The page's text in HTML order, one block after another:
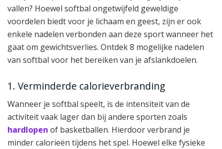
vallen? Hoewel softbal ongetwijfeld geweldige
voordelen biedt voor je lichaam en geest, zijn er ook
enkele nadelen verbonden aan deze sport wanneer het
gaat om gewichtsverlies. Ontdek 8 mogelijke nadelen
van softbal voor het bereiken van je afslankdoelen.
1. Verminderde calorieverbranding
Wanneer je softbal speelt, is de intensiteit van de
activiteit vaak lager dan bij andere sporten zoals
hardlopen of basketballen. Hierdoor verbrand je
minder calorieën tijdens het spel. Hoewel elke fysieke